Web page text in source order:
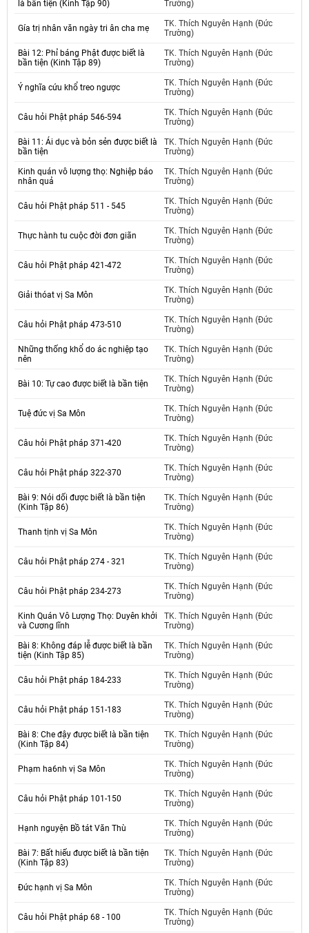
là bần tiện (Kinh Tập 90) Trường)
Gía trị nhân văn ngày tri ân cha mẹ
TK. Thích Nguyên Hạnh (Đức
Trường)
Bài 12: Phỉ báng Phật được biết là
bần tiện (Kinh Tập 89)
TK. Thích Nguyên Hạnh (Đức
Trường)
Ý nghĩa cứu khổ treo ngược
TK. Thích Nguyên Hạnh (Đức
Trường)
Câu hỏi Phật pháp 546-594
TK. Thích Nguyên Hạnh (Đức
Trường)
Bài 11: Ái dục và bỏn sẻn được biết là
bần tiện
TK. Thích Nguyên Hạnh (Đức
Trường)
Kinh quán vô lượng thọ: Nghiệp báo
nhân quả
TK. Thích Nguyên Hạnh (Đức
Trường)
Câu hỏi Phật pháp 511 - 545
TK. Thích Nguyên Hạnh (Đức
Trường)
Thực hành tu cuộc đời đơn giãn
TK. Thích Nguyên Hạnh (Đức
Trường)
Câu hỏi Phật pháp 421-472
TK. Thích Nguyên Hạnh (Đức
Trường)
Giải thóat vị Sa Môn
TK. Thích Nguyên Hạnh (Đức
Trường)
Câu hỏi Phật pháp 473-510
TK. Thích Nguyên Hạnh (Đức
Trường)
Những thống khổ do ác nghiệp tạo
nên
TK. Thích Nguyên Hạnh (Đức
Trường)
Bài 10: Tự cao được biết là bần tiện
TK. Thích Nguyên Hạnh (Đức
Trường)
Tuệ đức vị Sa Môn
TK. Thích Nguyên Hạnh (Đức
Trường)
Câu hỏi Phật pháp 371-420
TK. Thích Nguyên Hạnh (Đức
Trường)
Câu hỏi Phật pháp 322-370
TK. Thích Nguyên Hạnh (Đức
Trường)
Bài 9: Nói dối được biết là bần tiện
(Kinh Tập 86)
TK. Thích Nguyên Hạnh (Đức
Trường)
Thanh tịnh vị Sa Môn
TK. Thích Nguyên Hạnh (Đức
Trường)
Câu hỏi Phật pháp 274 - 321
TK. Thích Nguyên Hạnh (Đức
Trường)
Câu hỏi Phật pháp 234-273
TK. Thích Nguyên Hạnh (Đức
Trường)
Kinh Quán Vô Lượng Thọ: Duyên khởi
và Cương lĩnh
TK. Thích Nguyên Hạnh (Đức
Trường)
Bài 8: Không đáp lễ được biết là bần
tiện (Kinh Tập 85)
TK. Thích Nguyên Hạnh (Đức
Trường)
Câu hỏi Phật pháp 184-233
TK. Thích Nguyên Hạnh (Đức
Trường)
Câu hỏi Phật pháp 151-183
TK. Thích Nguyên Hạnh (Đức
Trường)
Bài 8: Che đậy được biết là bần tiện
(Kinh Tập 84)
TK. Thích Nguyên Hạnh (Đức
Trường)
Phạm ha6nh vị Sa Môn
TK. Thích Nguyên Hạnh (Đức
Trường)
Câu hỏi Phật pháp 101-150
TK. Thích Nguyên Hạnh (Đức
Trường)
Hạnh nguyện Bồ tát Văn Thù
TK. Thích Nguyên Hạnh (Đức
Trường)
Bài 7: Bất hiếu được biết là bần tiện
(Kinh Tập 83)
TK. Thích Nguyên Hạnh (Đức
Trường)
Đức hạnh vị Sa Môn
TK. Thích Nguyên Hạnh (Đức
Trường)
Câu hỏi Phật pháp 68 - 100
TK. Thích Nguyên Hạnh (Đức
Trường)